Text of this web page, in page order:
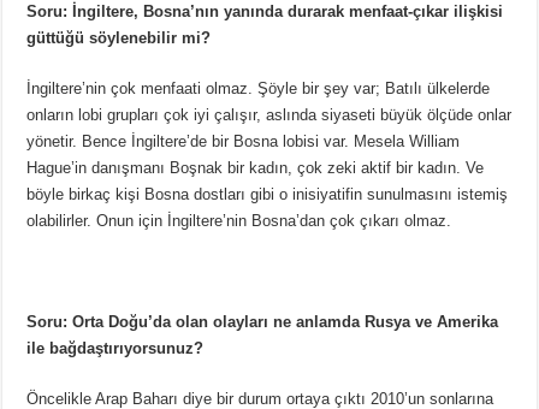
Soru: İngiltere, Bosna’nın yanında durarak menfaat-çıkar ilişkisi
güttüğü söylenebilir mi?
İngiltere’nin çok menfaati olmaz. Şöyle bir şey var; Batılı ülkelerde
onların lobi grupları çok iyi çalışır, aslında siyaseti büyük ölçüde onlar
yönetir. Bence İngiltere’de bir Bosna lobisi var. Mesela William
Hague’in danışmanı Boşnak bir kadın, çok zeki aktif bir kadın. Ve
böyle birkaç kişi Bosna dostları gibi o inisiyatifin sunulmasını istemiş
olabilirler. Onun için İngiltere’nin Bosna’dan çok çıkarı olmaz.
Soru: Orta Doğu’da olan olayları ne anlamda Rusya ve Amerika
ile bağdaştırıyorsunuz?
Öncelikle Arap Baharı diye bir durum ortaya çıktı 2010’un sonlarına